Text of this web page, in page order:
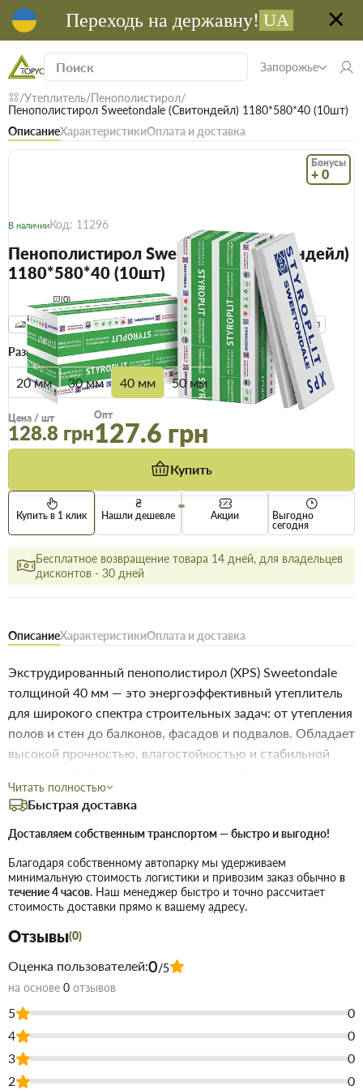
Переходь на державну! UA
Запорожье
Утеплитель Пенополистирол
Пенополистирол Sweetondale (Свитондейл) 1180*580*40 (10шт)
ОписаниеХарактеристикиОплата и доставка
Бонусы
+ 0
В наличииКод: 11296
Пенополистирол Sweetondale (Свитондейл)
1180*580*40 (10шт)
(0)
Безкоштовна доставка! Від 15000 грн єВідновлення Доставка НП
Размер
20 мм 30 мм 40 мм 50 мм
Цена / шт
128.8 грн
Опт
127.6 грн
Купить
Купить в 1 клик Нашли дешевле Акции
Выгодно
сегодня
Бесплатное возвращение товара 14 дней, для владельцев
дисконтов - 30 дней
ОписаниеХарактеристикиОплата и доставка
Экструдированный пенополистирол (XPS) Sweetondale
толщиной 40 мм — это энергоэффективный утеплитель
для широкого спектра строительных задач: от утепления
полов и стен до балконов, фасадов и подвалов. Обладает
высокой прочностью, влагостойкостью и стабильной
плотное соединение плит — без мостиков холода.
Идеален для тех, кто хочет купить XPS 40 мм для
тёплого пола, стяжки или внешнего утепления, где важен
баланс між товщиной и теплоизоляцией.
Характеристики: • Размер плиты: 1180×580×40 мм •
Количество плит: 10 шт • Общая площадь: ~6,84 м² •
Толщина: 40 мм • Тип: экструдированный
пенополистирол (XPS) • Плотность: ~30–38 кг/м³ •
Теплопроводность: ~0,030–0,034 Вт/м·К •
Водопоглощение: <0,5% • Класс горючести: Г4 • Кромка:
фрезерованная (паз-гребень) Назначение: • Утепление
полов, стен, перекрытий • Теплоизоляция лоджий,
балконов, фасадов • Подходит для использования под
наливные полы, "тёплый пол", стяжку • Применяется в
частном и коммерческом строительстве Преимущества:
Читать полностью
Быстрая доставка
Доставляем собственным транспортом — быстро и выгодно!
Благодаря собственному автопарку мы удерживаем
минимальную стоимость логистики и привозим заказ обычно в
течение 4 часов. Наш менеджер быстро и точно рассчитает
стоимость доставки прямо к вашему адресу.
Отзывы(0)
Оценка пользователей:0/5
на основе 0 отзывов
5
0
4
0
3
0
2
0